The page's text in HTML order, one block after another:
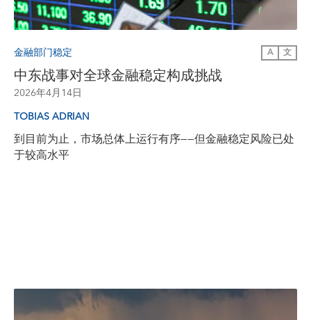
金融部门稳定 A 文
中东战事对全球金融稳定构成挑战
2026年4月14日
TOBIAS ADRIAN
到目前为止，市场总体上运行有序——但金融稳定风险已处
于较高水平